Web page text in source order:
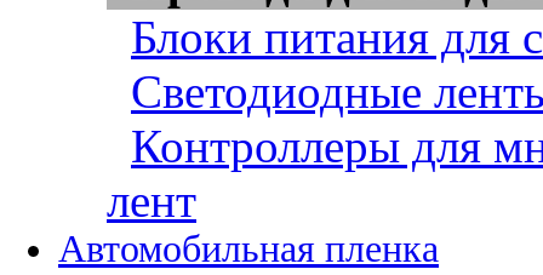
Блоки питания для
Светодиодные
Контроллеры для
лент
Автомобильная пленка